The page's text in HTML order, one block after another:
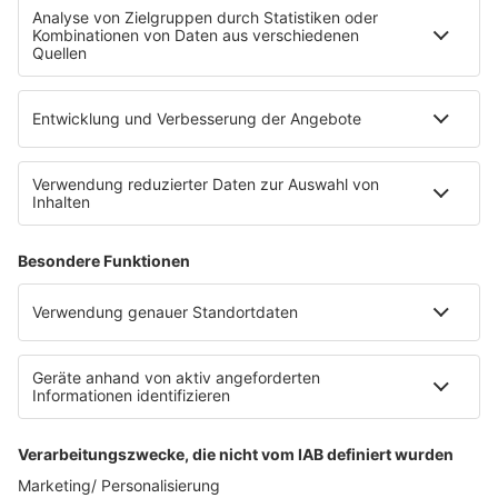
Fahrradparkhaus
Die Uniklinik Tübingen hat ein neues Fahrradparkhaus
eröffnet. Direkt an der Medizinischen Klinik bietet es
E-Bikes über eine Photovoltaikanlage auf dem …
Impressum
Datenschutzerklärung